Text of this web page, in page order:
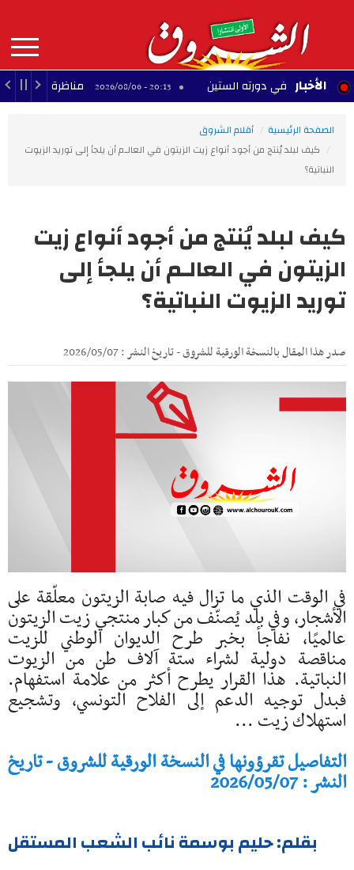
contenu
principal
MAIN
NAVIGATION الأخبار
منصور في دورته الستين 20:13 - 2026/08/06 مناظرة انتداب أساتذة..
الصفحة الرئيسية
أقلام الشروق
كيف لبلد يُنتج من أجود أنواع زيت الزيتون في العالـم أن يلجأ إلى توريد الزيوت
النباتية؟
كيف لبلد يُنتج من أجود أنواع زيت
الزيتون في العالـم أن يلجأ إلى
توريد الزيوت النباتية؟
صدر هذا المقال بالنسخة الورقية للشروق - تاريخ النشر : 2026/05/07
في الوقت الذي ما تزال فيه صابة الزيتون معلّقة على
الأشجار، وفي بلد يُصنّف من كبار منتجي زيت الزيتون
عالميًا، نفاجأ بخبر طرح الديوان الوطني للزيت
مناقصة دولية لشراء ستة آلاف طن من الزيوت
النباتية. هذا القرار يطرح أكثر من علامة استفهام.
فبدل توجيه الدعم إلى الفلاح التونسي، وتشجيع
استهلاك زيت ...
التفاصيل تقرؤونها في النسخة الورقية للشروق - تاريخ
النشر : 2026/05/07
بقلم: حليم بوسمة نائب الشعب المستقل